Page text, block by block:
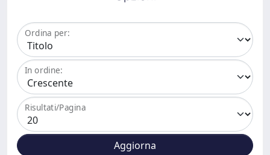
Ordina per:
In ordine:
Risultati/Pagina